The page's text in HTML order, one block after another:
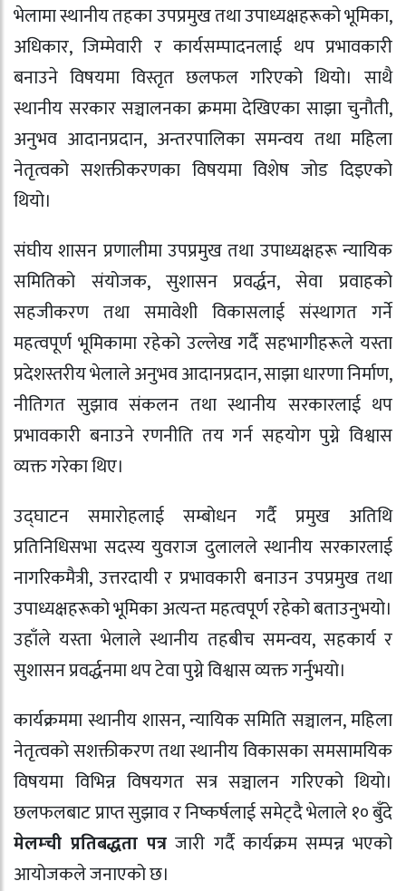
भेलामा स्थानीय तहका उपप्रमुख तथा उपाध्यक्षहरूको भूमिका,
अधिकार, जिम्मेवारी र कार्यसम्पादनलाई थप प्रभावकारी
बनाउने विषयमा विस्तृत छलफल गरिएको थियो। साथै
स्थानीय सरकार सञ्चालनका क्रममा देखिएका साझा चुनौती,
अनुभव आदानप्रदान, अन्तरपालिका समन्वय तथा महिला
नेतृत्वको सशक्तीकरणका विषयमा विशेष जोड दिइएको
थियो।
संघीय शासन प्रणालीमा उपप्रमुख तथा उपाध्यक्षहरू न्यायिक
समितिको संयोजक, सुशासन प्रवर्द्धन, सेवा प्रवाहको
सहजीकरण तथा समावेशी विकासलाई संस्थागत गर्ने
महत्वपूर्ण भूमिकामा रहेको उल्लेख गर्दै सहभागीहरूले यस्ता
प्रदेशस्तरीय भेलाले अनुभव आदानप्रदान, साझा धारणा निर्माण,
नीतिगत सुझाव संकलन तथा स्थानीय सरकारलाई थप
प्रभावकारी बनाउने रणनीति तय गर्न सहयोग पुग्ने विश्वास
व्यक्त गरेका थिए।
उद्घाटन समारोहलाई सम्बोधन गर्दै प्रमुख अतिथि
प्रतिनिधिसभा सदस्य युवराज दुलालले स्थानीय सरकारलाई
नागरिकमैत्री, उत्तरदायी र प्रभावकारी बनाउन उपप्रमुख तथा
उपाध्यक्षहरूको भूमिका अत्यन्त महत्वपूर्ण रहेको बताउनुभयो।
उहाँले यस्ता भेलाले स्थानीय तहबीच समन्वय, सहकार्य र
सुशासन प्रवर्द्धनमा थप टेवा पुग्ने विश्वास व्यक्त गर्नुभयो।
कार्यक्रममा स्थानीय शासन, न्यायिक समिति सञ्चालन, महिला
नेतृत्वको सशक्तीकरण तथा स्थानीय विकासका समसामयिक
विषयमा विभिन्न विषयगत सत्र सञ्चालन गरिएको थियो।
छलफलबाट प्राप्त सुझाव र निष्कर्षलाई समेट्दै भेलाले १० बुँदे
मेलम्ची प्रतिबद्धता पत्र जारी गर्दै कार्यक्रम सम्पन्न भएको
आयोजकले जनाएको छ।